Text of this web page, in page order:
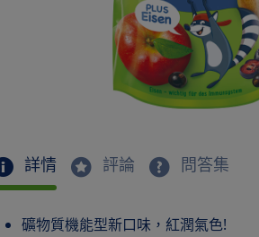
詳情 評論 問答集
礦物質機能型新口味，紅潤氣色!